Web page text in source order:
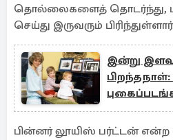
தொல்லைகளைத் தொடர்ந்து,
செய்து இருவரும்
இன்று
பின்னர் லூயிஸ் பர்ட்டன் என்ற